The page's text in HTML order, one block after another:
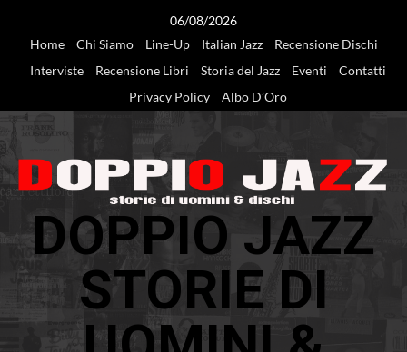
06/08/2026
Home
Chi Siamo Line-Up Italian Jazz
Recensione Dischi
Interviste
Recensione Libri Storia del Jazz Eventi
Contatti
Privacy Policy
Albo D’Oro
DOPPIO JAZZ
STORIE DI